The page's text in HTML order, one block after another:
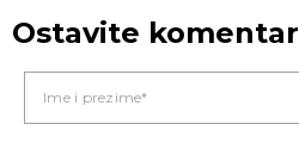
Ostavite komentar